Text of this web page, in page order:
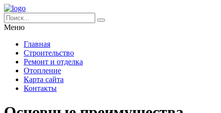
Меню
Главная
Строительство
Ремонт и отделка
Отопление
Карта сайта
Контакты